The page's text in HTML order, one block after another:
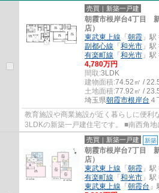
売買｜新築一戸建
朝霞市根岸台4丁目
店）
東武東上線 「 朝霞 」
副都心線 「 和光市 」
有楽町線 「 和光市 」
4,780万円
間取:3LDK
建物面積:74.52㎡ /
土地面積:77.92㎡ /
埼玉県朝霞市根岸台 ４
教育施設や商業施設が近く暮らしに便利
3LDKの新築一戸建住宅です。 ■南西角地につき陽当たり良好な立地 ■設
計住宅性能評価書取得住宅 ■全扉オート
売買｜新築一戸建 新築
朝霞市根岸台7丁目
店）
東武東上線 「 朝霞 」
有楽町線 「 和光市 」
東武東上線 「 朝霞台